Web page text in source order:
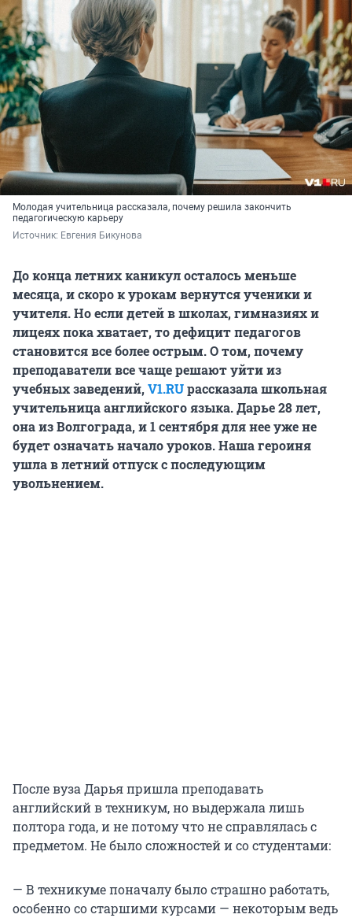
Молодая учительница рассказала, почему решила закончить
педагогическую карьеру
Источник: Евгения Бикунова
До конца летних каникул осталось меньше
месяца, и скоро к урокам вернутся ученики и
учителя. Но если детей в школах, гимназиях и
лицеях пока хватает, то дефицит педагогов
становится все более острым. О том, почему
преподаватели все чаще решают уйти из
учебных заведений,V1.RUрассказалашкольная
учительница английского языка. Дарье 28 лет,
она из Волгограда, и1 сентября для нееуже не
будет означать начало уроков. Наша героиня
ушла в летний отпуск с последующим
увольнением.
После вуза Дарья пришла преподавать
английский в техникум, но выдержала лишь
полтора года, и не потому что не справлялась с
предметом. Не было сложностей и со студентами:
— В техникуме поначалу было страшно работать,
особенно со старшими курсами — некоторым ведь